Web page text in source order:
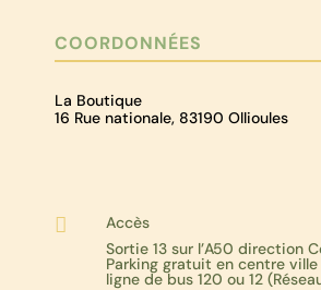
COORDONNÉES
La Boutique
16 Rue nationale, 83190 Ollioules

Accès
Sortie 13 sur l’A50 direction
Parking gratuit en centre
ligne de bus 120 ou 12